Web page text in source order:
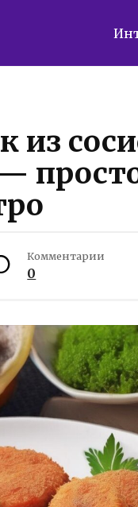
из
Комментарии
0